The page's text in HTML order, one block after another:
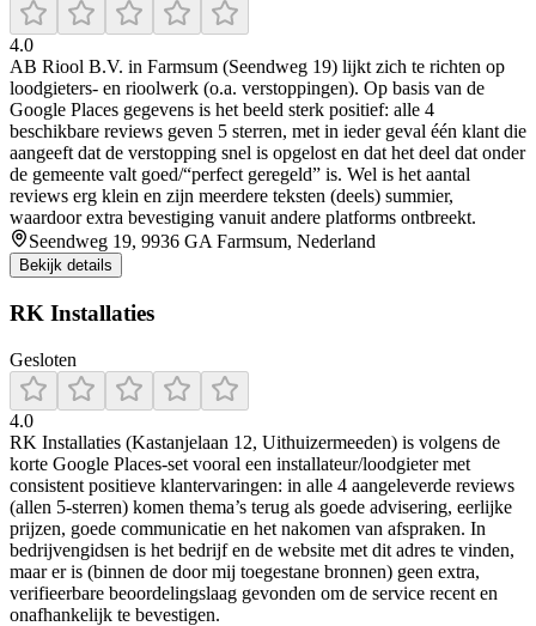
4.0
AB Riool B.V. in Farmsum (Seendweg 19) lijkt zich te richten op
loodgieters- en rioolwerk (o.a. verstoppingen). Op basis van de
Google Places gegevens is het beeld sterk positief: alle 4
beschikbare reviews geven 5 sterren, met in ieder geval één klant die
aangeeft dat de verstopping snel is opgelost en dat het deel dat onder
de gemeente valt goed/“perfect geregeld” is. Wel is het aantal
reviews erg klein en zijn meerdere teksten (deels) summier,
waardoor extra bevestiging vanuit andere platforms ontbreekt.
Seendweg 19, 9936 GA Farmsum, Nederland
Bekijk details
RK Installaties
Gesloten
4.0
RK Installaties (Kastanjelaan 12, Uithuizermeeden) is volgens de
korte Google Places-set vooral een installateur/loodgieter met
consistent positieve klantervaringen: in alle 4 aangeleverde reviews
(allen 5-sterren) komen thema’s terug als goede advisering, eerlijke
prijzen, goede communicatie en het nakomen van afspraken. In
bedrijvengidsen is het bedrijf en de website met dit adres te vinden,
maar er is (binnen de door mij toegestane bronnen) geen extra,
verifieerbare beoordelingslaag gevonden om de service recent en
onafhankelijk te bevestigen.